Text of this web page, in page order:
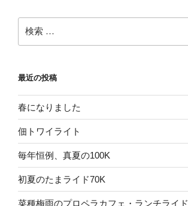
索:
最近の投稿
春になりました
佃トワイライト
毎年恒例、真夏の100K
初夏のたまライド70K
菜種梅雨のプロペラカフェ・ランチライド